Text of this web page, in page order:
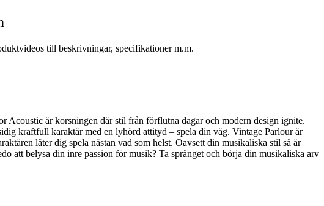
till beskrivningar, specifikationer m.m.
Acoustic är korsningen där stil från förflutna dagar och modern design ignite.
kraftfull karaktär med en lyhörd attityd – spela din väg. Vintage Parlour är
låter dig spela nästan vad som helst. Oavsett din musikaliska stil så är
att belysa din inre passion för musik? Ta språnget och börja din musikaliska arv